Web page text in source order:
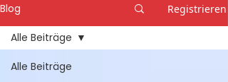
Blog Registrieren
Alle Beiträge
Alle Beiträge